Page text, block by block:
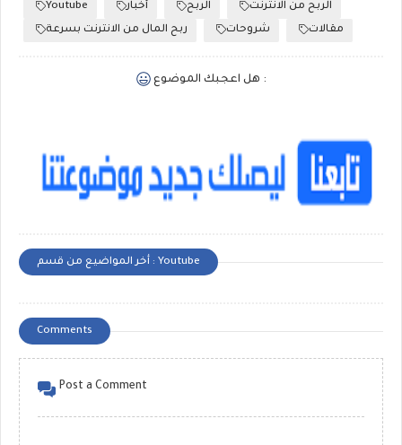
Youtube أخبار الربح
الربح من الانترنت
ربح المال من الانترنت بسرعة
شروحات مقالات
هل اعجبك الموضوع :
أخر المواضيع من قسم : Youtube
Comments
Post a Comment